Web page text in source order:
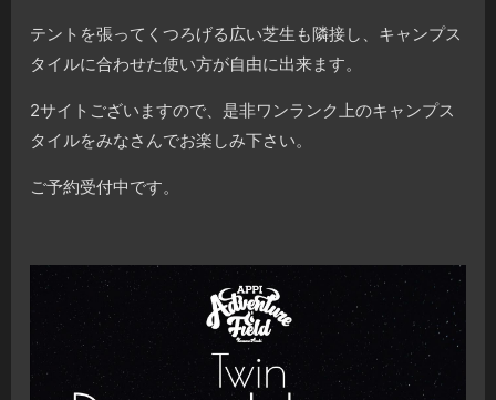
テントを張ってくつろげる広い芝生も隣接し、キャンプス
タイルに合わせた使い方が自由に出来ます。
2サイトございますので、是非ワンランク上のキャンプス
タイルをみなさんでお楽しみ下さい。
ご予約受付中です。